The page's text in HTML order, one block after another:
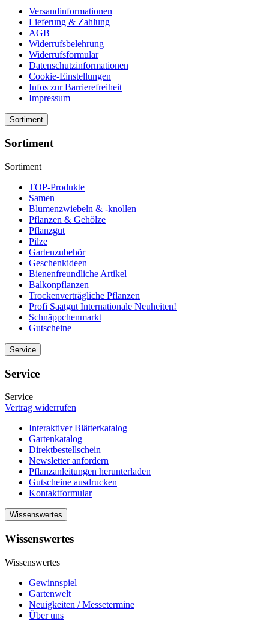
Versandinformationen
Lieferung & Zahlung
AGB
Widerrufsbelehrung
Widerrufsformular
Datenschutzinformationen
Cookie-Einstellungen
Infos zur Barrierefreiheit
Impressum
Sortiment
Sortiment
Sortiment
TOP-Produkte
Samen
Blumenzwiebeln & -knollen
Pflanzen & Gehölze
Pflanzgut
Pilze
Gartenzubehör
Geschenkideen
Bienenfreundliche Artikel
Balkonpflanzen
Trockenverträgliche Pflanzen
Profi Saatgut Internationale Neuheiten!
Schnäppchenmarkt
Gutscheine
Service
Service
Service
Vertrag widerrufen
Interaktiver Blätterkatalog
Gartenkatalog
Direktbestellschein
Newsletter anfordern
Pflanzanleitungen herunterladen
Gutscheine ausdrucken
Kontaktformular
Wissenswertes
Wissenswertes
Wissenswertes
Gewinnspiel
Gartenwelt
Neuigkeiten / Messetermine
Über uns